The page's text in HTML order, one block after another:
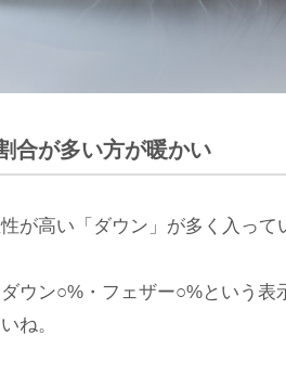
合が多い方が暖かい
が高い「ダウン」が多く入って
ウン○%・フェザー○%という
ね。